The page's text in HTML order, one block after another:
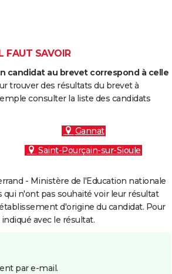
FAUT SAVOIR
candidat au brevet correspond à celle
trouver des résultats du brevet à
consulter la liste des candidats
Gannat
Saint-Pourçain-sur-Sioule
- Ministère de l'Education nationale
n'ont pas souhaité voir leur résultat
d'origine du candidat. Pour
avec le résultat.
par e-mail.